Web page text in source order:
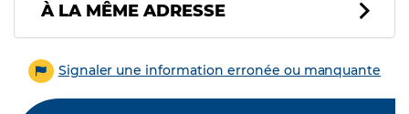
À LA MÊME ADRESSE
Signaler une information erronée ou manquante